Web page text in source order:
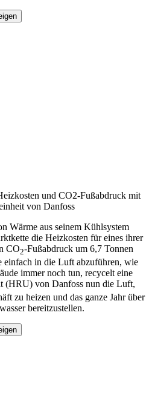
und CO2-Fußabdruck mit
von Danfoss
Wärme aus seinem Kühlsystem
die Heizkosten für eines ihrer
CO2-Fußabdruck um 6,7 Tonnen
einfach in die Luft abzuführen, wie
immer noch tun, recycelt eine
(HRU) von Danfoss nun die Luft,
zu heizen und das ganze Jahr über
bereitzustellen.